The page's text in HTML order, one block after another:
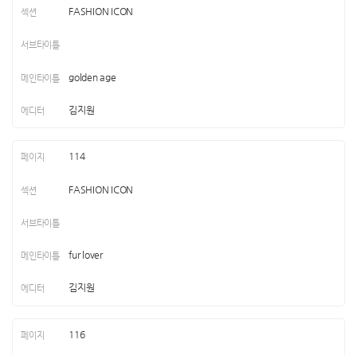
FASHION ICON
golden age
김지원
114
FASHION ICON
fur lover
김지원
116